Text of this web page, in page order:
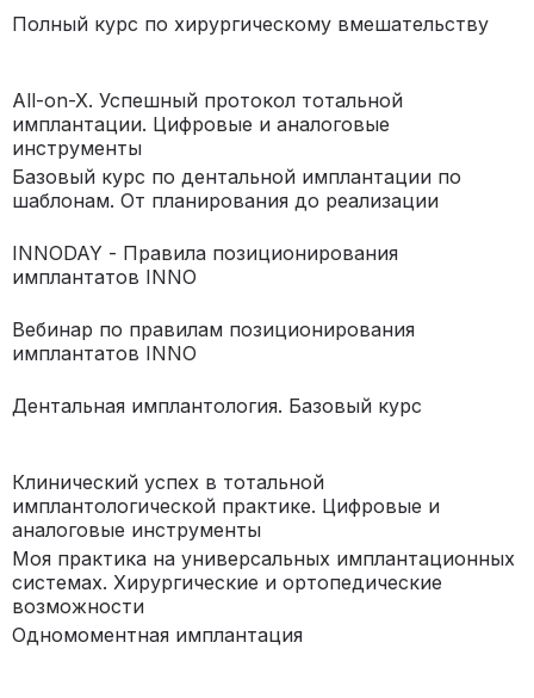
Полный курс по хирургическому вмешательству
All-on-X. Успешный протокол тотальной
имплантации. Цифровые и аналоговые
инструменты
Базовый курс по дентальной имплантации по
шаблонам. От планирования до реализации
INNODAY - Правила позиционирования
имплантатов INNO
Вебинар по правилам позиционирования
имплантатов INNO
Дентальная имплантология. Базовый курс
Клинический успех в тотальной
имплантологической практике. Цифровые и
аналоговые инструменты
Моя практика на универсальных имплантационных
системах. Хирургические и ортопедические
возможности
Одномоментная имплантация